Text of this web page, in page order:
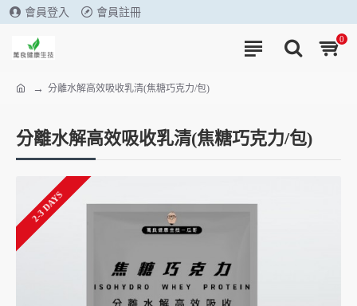
會員登入 會員註冊
0
分離水解高效吸收乳清(焦糖巧克力/包)
分離水解高效吸收乳清(焦糖巧克力/包)
2-3 DAYS